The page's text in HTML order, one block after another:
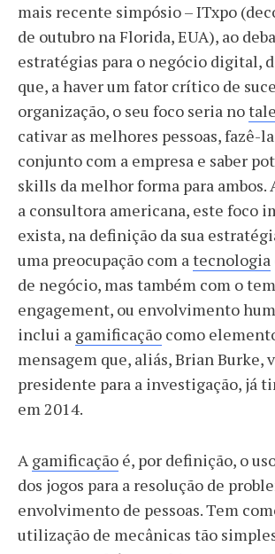
mais recente simpósio – ITxpo
de outubro na Florida, EUA), ao
estratégias para o negócio digital,
que, a haver um fator crítico de
organização, o seu foco seria no
cativar as melhores pessoas, fazê-
conjunto com a empresa e saber
skills da melhor forma para ambos.
a consultora americana, este foco
exista, na definição da sua
uma preocupação com atecnologia
de negócio, mas também com o
engagement, ou envolvimento
inclui a gamificação como
mensagem que, aliás, Brian Burke,
presidente para a investigação, já
em 2014.
Agamificação é, por definição, o
dos jogos para a resolução de
envolvimento de pessoas. Tem
utilização de mecânicas tão